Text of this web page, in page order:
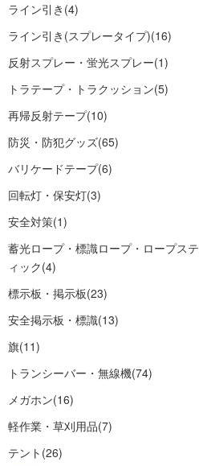
ライン引き (4)
ライン引き(スプレータイプ)(16)
反射スプレー・蛍光スプレー(1)
トラテープ・トラクッション(5)
再帰反射テープ(10)
防災・防犯グッズ(65)
バリケードテープ(6)
回転灯・保安灯(3)
安全対策(1)
蓄光ロープ・標識ロープ・ロープステ
ィック(4)
標示板・掲示板(23)
安全掲示板・標識(13)
旗(11)
トランシーバー・無線機(74)
メガホン(16)
軽作業・草刈用品(7)
テント (26)